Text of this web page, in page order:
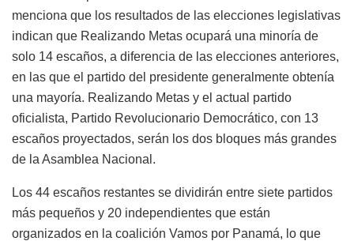
menciona que los resultados de las elecciones legislativas
indican que Realizando Metas ocupará una minoría de
solo 14 escaños, a diferencia de las elecciones anteriores,
en las que el partido del presidente generalmente obtenía
una mayoría. Realizando Metas y el actual partido
oficialista, Partido Revolucionario Democrático, con 13
escaños proyectados, serán los dos bloques más grandes
de la Asamblea Nacional.
Los 44 escaños restantes se dividirán entre siete partidos
más pequeños y 20 independientes que están
organizados en la coalición Vamos por Panamá, lo que